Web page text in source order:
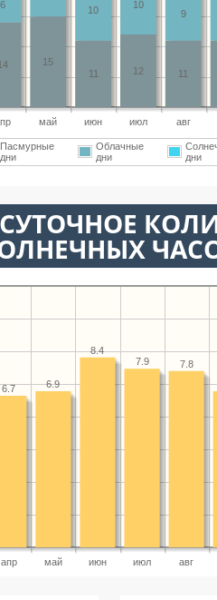
май июн июл авг
11
12
11
15
9
10
10
6
Пасмурные
дни
Облачные
дни
дни
апр май июн июл авг
7.8
7.9
8.4
6.9
6.7